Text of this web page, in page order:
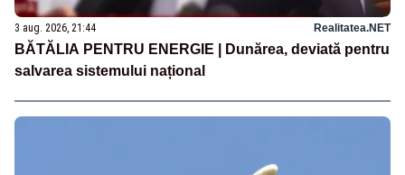
3 aug. 2026, 21:44 Realitatea.NET
BĂTĂLIA PENTRU ENERGIE | Dunărea, deviată pentru
salvarea sistemului național